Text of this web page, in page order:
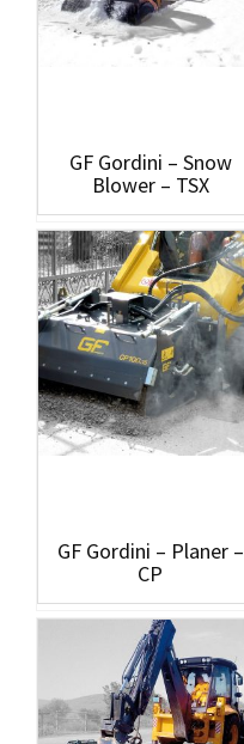
GF Gordini – Snow
Blower – TSX
GF Gordini – Planer –
CP